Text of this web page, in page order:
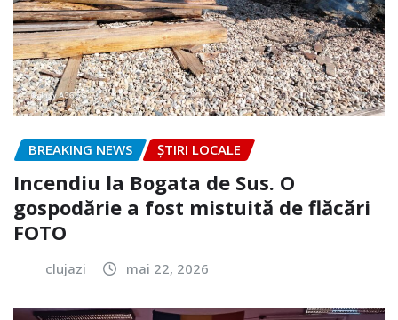
BREAKING NEWS ȘTIRI LOCALE
Incendiu la Bogata de Sus. O
gospodărie a fost mistuită de flăcări
FOTO
clujazi mai 22, 2026